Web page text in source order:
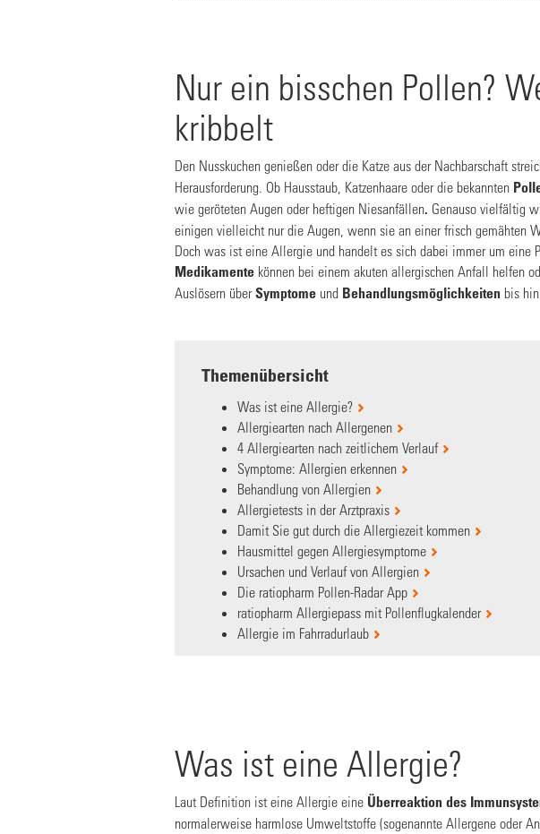
Nur ein bisschen Pollen?
kribbelt
Den Nusskuchen genießen oder die Katze aus der Nachbarschaft
Herausforderung. Ob Hausstaub, Katzenhaare oder die bekannten
wie geröteten Augen oder heftigen Niesanfällen. Genauso vielfältig
einigen vielleicht nur die Augen, wenn sie an einer frisch gemähten
Doch was ist eine Allergie und handelt es sich dabei immer um eine
Medikamente können bei einem akuten allergischen Anfall helfen
Auslösern überSymptome und Behandlungsmöglichkeiten bis
Themenübersicht
Was ist eine Allergie?
Allergiearten nach Allergenen
4 Allergiearten nach zeitlichem Verlauf
Symptome: Allergien erkennen
Behandlung von Allergien
Allergietests in der Arztpraxis
Damit Sie gut durch die Allergiezeit kommen
Hausmittel gegen Allergiesymptome
Ursachen und Verlauf von Allergien
Die ratiopharm Pollen-Radar App
ratiopharm Allergiepass mit Pollenflugkalender
Allergie im Fahrradurlaub
Was ist eine Allergie?
Laut Definition ist eine Allergie eine Überreaktion des
normalerweise harmlose Umweltstoffe (sogenannte Allergene oder